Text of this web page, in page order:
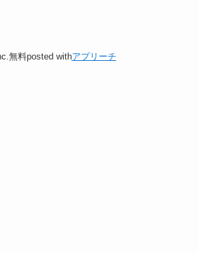
無料posted withアプリーチ